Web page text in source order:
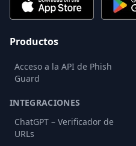
Productos
Acceso a la API de Phish
Guard
INTEGRACIONES
ChatGPT – Verificador de
URLs